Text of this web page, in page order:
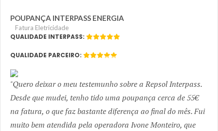
POUPANÇA INTERPASS ENERGIA
Fatura Eletricidade
QUALIDADE INTERPASS:
QUALIDADE PARCEIRO:
Quero deixar o meu testemunho sobre a Repsol Interpass.
Desde que mudei, tenho tido uma poupança cerca de 55€
na fatura, o que faz bastante diferença ao final do mês. Fui
muito bem atendida pela operadora Ivone Monteiro, que